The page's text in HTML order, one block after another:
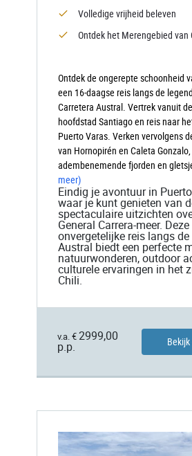
Volledige vrijheid beleven
Ontdek het Merengebied van
Ontdek de ongerepte schoonheid
een 16-daagse reis langs de
Carretera Austral. Vertrek vanuit
hoofdstad Santiago en reis naar
Puerto Varas. Verken vervolgens
van Hornopirén en Caleta
adembenemende fjorden en
meer)
Eindig je avontuur in
waar je kunt genieten van
spectaculaire uitzichten
General Carrera-meer. Deze
onvergetelijke reis langs de
Austral biedt een perfecte
natuurwonderen, outdoor
culturele ervaringen in het
Chili.
v.a. € 2999,00
p.p.